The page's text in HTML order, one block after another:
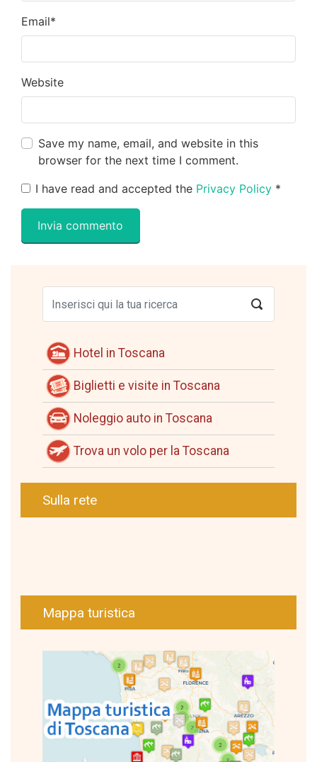
Email*
Website
Save my name, email, and website in this
browser for the next time I comment.
I have read and accepted the Privacy Policy *
Hotel in Toscana
Biglietti e visite in Toscana
Noleggio auto in Toscana
Trova un volo per la Toscana
Sulla rete
Mappa turistica